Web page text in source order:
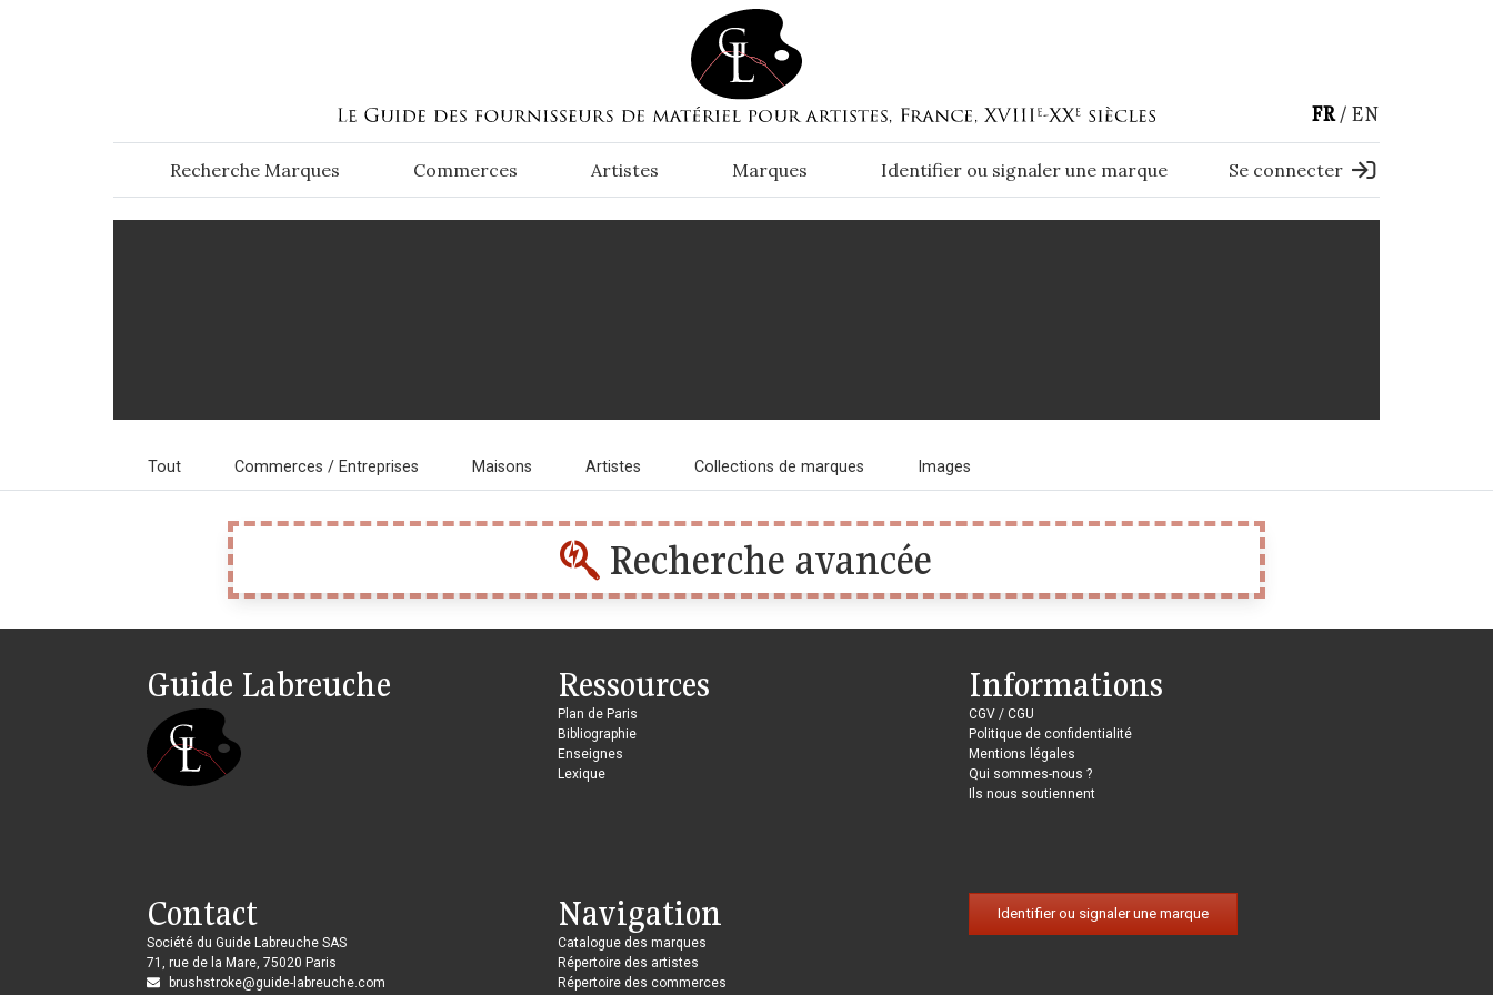
FR EN
Recherche Marques Commerces Artistes Marques Identifier ou signaler une marque Se connecter
Tout Commerces / Entreprises Maisons Artistes Collections de marques Images
Recherche avancée
Guide Labreuche Ressources
Plan de Paris
Bibliographie
Enseignes
Lexique
Informations
CGV / CGU
Politique de confidentialité
Mentions légales
Qui sommes-nous ?
Ils nous soutiennent
Contact
Société du Guide Labreuche SAS
71, rue de la Mare, 75020 Paris
brushstroke@guide-labreuche.com
Navigation
Catalogue des marques
Répertoire des artistes
Répertoire des commerces
Identifier ou signaler une marque